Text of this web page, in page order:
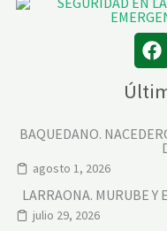
BAQUEDANO.
agosto 1, 2026
LARRAONA. MURUBE Y
julio 29, 2026